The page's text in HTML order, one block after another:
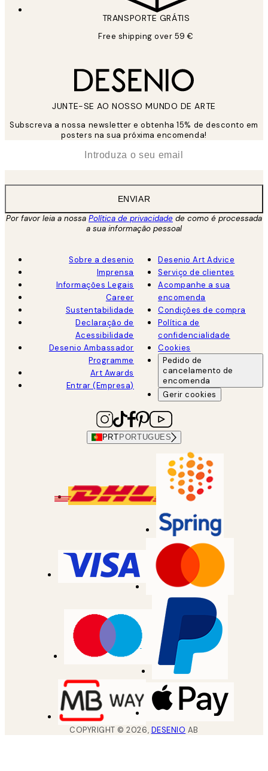
TRANSPORTE GRÁTIS
Free shipping over 59 €
JUNTE-SE AO NOSSO MUNDO DE ARTE
Subscreva a nossa newsletter e obtenha 15% de desconto em
posters na sua próxima encomenda!
ENVIAR
Por favor leia a nossa Política de privacidade de como é processada
a sua informação pessoal
Sobre a desenio
Imprensa
Informações Legais
Career
Sustentabilidade
Declaração de
Acessibilidade
Desenio Ambassador
Programme
Art Awards
Entrar (Empresa)
Desenio Art Advice
Serviço de clientes
Acompanhe a sua
encomenda
Condições de compra
Política de
confidencialidade
Cookies
Pedido de
cancelamento de
encomenda
Gerir cookies
PRT PORTUGUES
COPYRIGHT ©2026, DESENIO AB